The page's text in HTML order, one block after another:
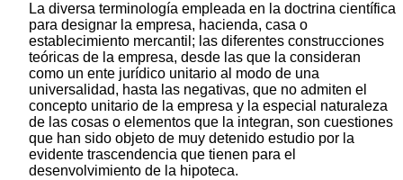
La diversa terminología empleada en la doctrina científica
para designar la empresa, hacienda, casa o
establecimiento mercantil; las diferentes construcciones
teóricas de la empresa, desde las que la consideran
como un ente jurídico unitario al modo de una
universalidad, hasta las negativas, que no admiten el
concepto unitario de la empresa y la especial naturaleza
de las cosas o elementos que la integran, son cuestiones
que han sido objeto de muy detenido estudio por la
evidente trascendencia que tienen para el
desenvolvimiento de la hipoteca.